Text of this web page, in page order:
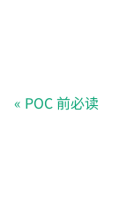
POC 前必读